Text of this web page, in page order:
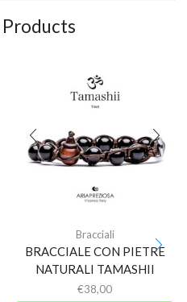
Bracciali
BRACCIALE CON PIETRE
NATURALI TAMASHII
€38,00